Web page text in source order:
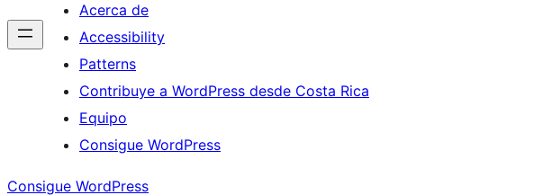
Acerca de
Accessibility
Patterns
Contribuye a WordPress desde Costa Rica
Equipo
Consigue WordPress
Consigue WordPress